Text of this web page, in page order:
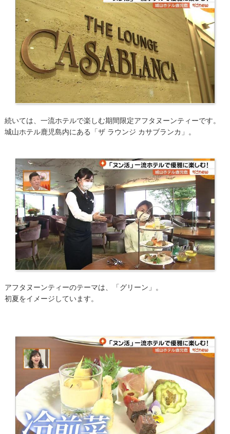
​続いては、一流ホテルで楽しむ期間限定アフタヌーンティーです。
城山ホテル鹿児島内にある「ザ ラウンジ カサブランカ」。
アフタヌーンティーのテーマは、「グリーン」。
初夏をイメージしています。